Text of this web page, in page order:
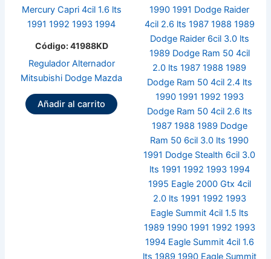
Código: 41988KD
Regulador Alternador
Mitsubishi Dodge Mazda
Añadir al carrito